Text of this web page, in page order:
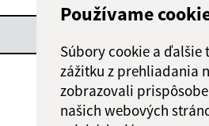
Používame
Súbory cookie a ďalšie
zážitku z prehliadania
zobrazovali
našich webových